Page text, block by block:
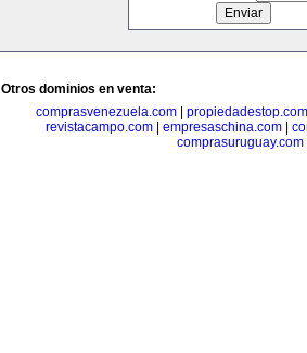
Otros dominios en venta:
comprasvenezuela.com
propiedadestop.com
revistacampo.com
empresaschina.com
comprasuruguay.com